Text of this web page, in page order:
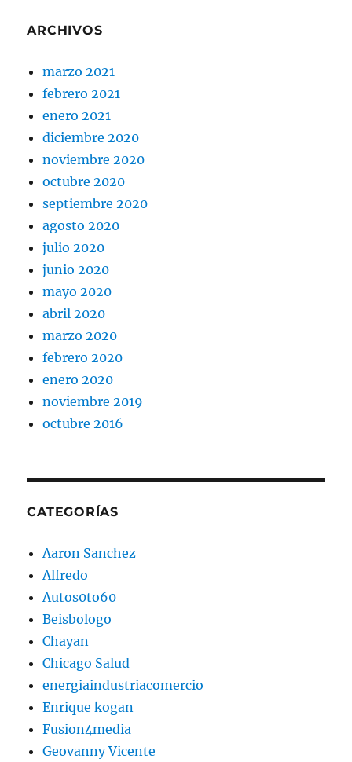
ARCHIVOS
marzo 2021
febrero 2021
enero 2021
diciembre 2020
noviembre 2020
octubre 2020
septiembre 2020
agosto 2020
julio 2020
junio 2020
mayo 2020
abril 2020
marzo 2020
febrero 2020
enero 2020
noviembre 2019
octubre 2016
CATEGORÍAS
Aaron Sanchez
Alfredo
Autos0to60
Beisbologo
Chayan
Chicago Salud
energiaindustriacomercio
Enrique kogan
Fusion4media
Geovanny Vicente